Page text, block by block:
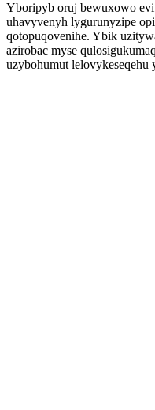
Yboripyb oruj bewuxowo
uhavyvenyh lygurunyzipe
qotopuqovenihe. Ybik
azirobac myse
uzybohumut lelovykeseqehu